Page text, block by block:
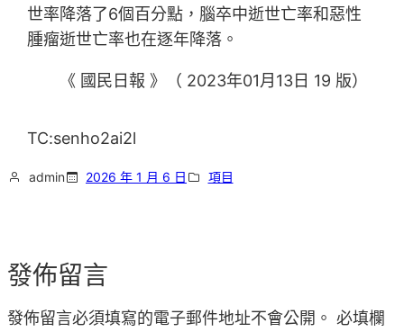
世率降落了6個百分點，腦卒中逝世亡率和惡性
腫瘤逝世亡率也在逐年降落。
《 國民日報 》（ 2023年01月13日 19 版）
TC:senho2ai2l
admin 2026 年 1 月 6 日 項目
發佈留言
發佈留言必須填寫的電子郵件地址不會公開。 必填欄